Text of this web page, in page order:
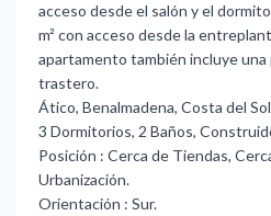
acceso desde el salón y el
m² con acceso desde la
apartamento también incluye una
trastero.
Ático, Benalmadena, Costa del
3 Dormitorios, 2 Baños,
Posición : Cerca de Tiendas,
Urbanización.
Orientación : Sur.